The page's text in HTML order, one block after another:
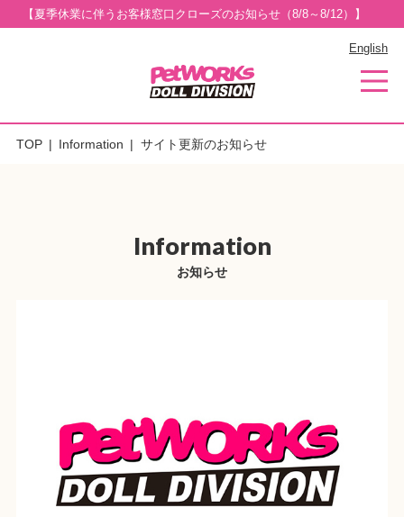
【夏季休業に伴うお客様窓口クローズのお知らせ（8/8～8/12）】
English
TOP Information サイト更新のお知らせ
Information
お知らせ